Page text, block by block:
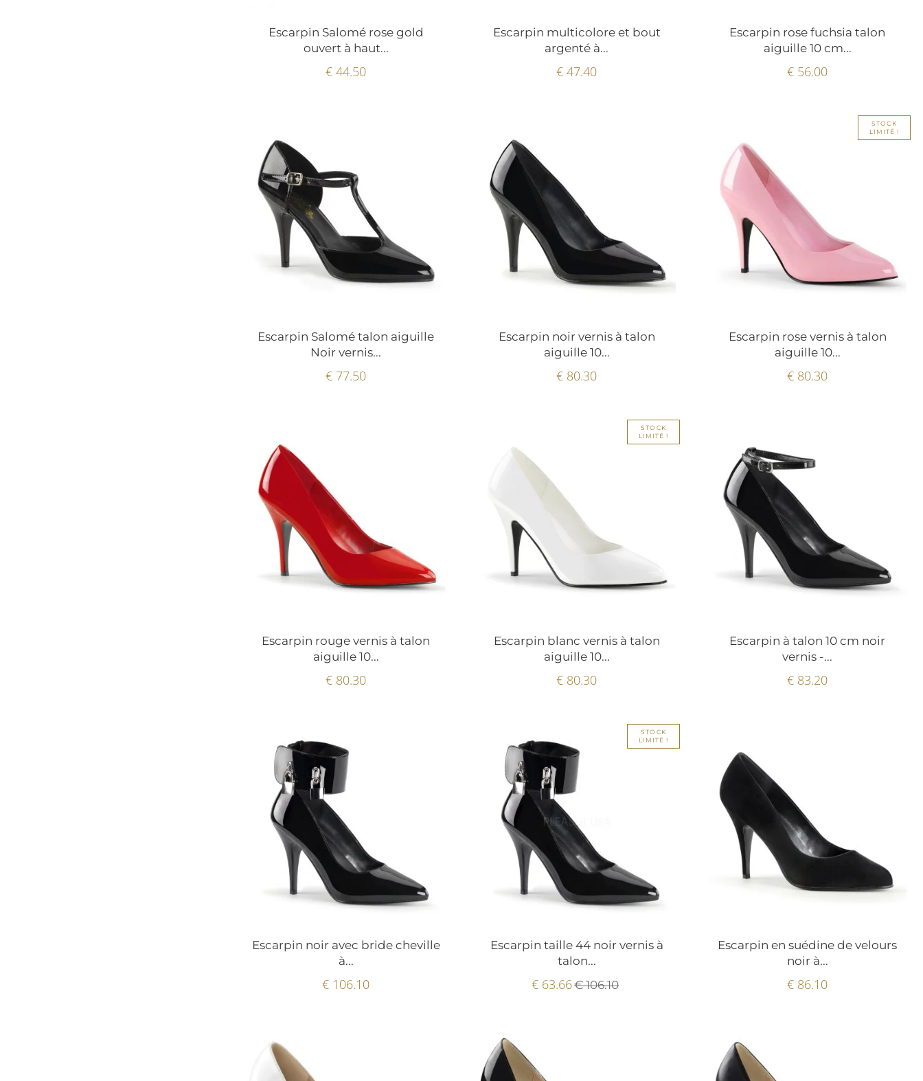
Escarpin Salomé rose gold
ouvert à haut...
€ 44.50
Escarpin multicolore et bout
argenté à...
€ 47.40
Escarpin rose fuchsia talon
aiguille 10 cm...
€ 56.00
Escarpin Salomé talon aiguille
Noir vernis...
€ 77.50
Escarpin noir vernis à talon
aiguille 10...
€ 80.30
STOCK
LIMITÉ !
Escarpin rose vernis à talon
aiguille 10...
€ 80.30
Escarpin rouge vernis à talon
aiguille 10...
€ 80.30
STOCK
LIMITÉ !
Escarpin blanc vernis à talon
aiguille 10...
€ 80.30
Escarpin à talon 10 cm noir
vernis -...
€ 83.20
Escarpin noir avec bride cheville
à...
€ 106.10
STOCK
LIMITÉ !
Escarpin taille 44 noir vernis à
talon...
€ 63.66€ 106.10
Escarpin en suédine de velours
noir à...
€ 86.10